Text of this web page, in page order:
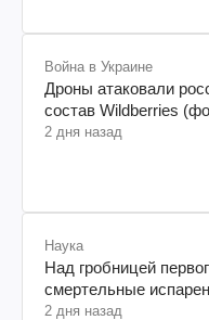
Война в Украине
Дроны атаковали
состав Wildberries
2 дня назад
Наука
Над гробницей
смертельные
2 дня назад